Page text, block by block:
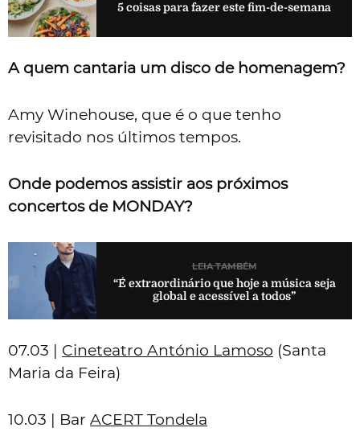
5 coisas para fazer este fim-de-semana
A quem cantaria um disco de homenagem?
Amy Winehouse, que é o que tenho
revisitado nos últimos tempos.
Onde podemos assistir aos próximos
concertos de MONDAY?
LEIA TAMBÉM
“É extraordinário que hoje a música seja
global e acessível a todos”
07.03 | Cineteatro António Lamoso (Santa
Maria da Feira)
10.03 | Bar ACERT Tondela